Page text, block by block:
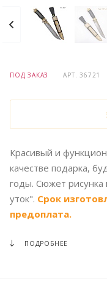
ПОД ЗАКАЗ АРТ.36721
Красивый и
качестве подарка,
годы. Сюжет рисунка
уток". Срок
предоплата.
ПОДРОБНЕЕ